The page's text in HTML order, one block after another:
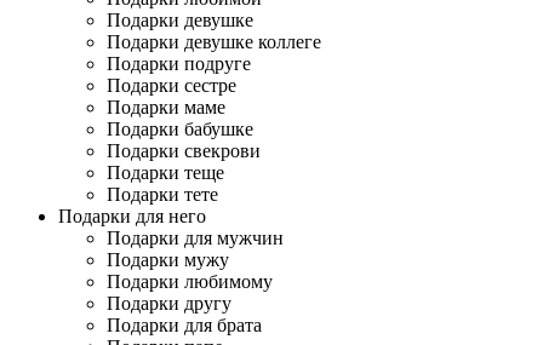
Подарки девушке
Подарки девушке коллеге
Подарки подруге
Подарки сестре
Подарки маме
Подарки бабушке
Подарки свекрови
Подарки теще
Подарки тете
Подарки для него
Подарки для мужчин
Подарки мужу
Подарки любимому
Подарки другу
Подарки для брата